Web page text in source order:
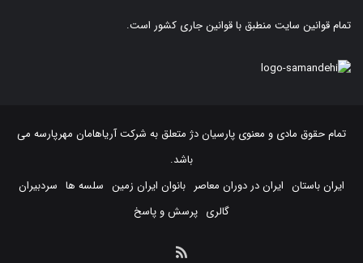
تمام قوانین سایت منطبق با قوانین جاری کشور است.
تمام حقوق مادی و معنوی پارسیان دژ متعلق به شرکت آریاهامان مهرپارسه می
باشد.
ایران باستان ایران در دوران معاصر بانوان ایران زمین سلسه ها سردبیران
گالری پرسش و پاسخ
خوراک